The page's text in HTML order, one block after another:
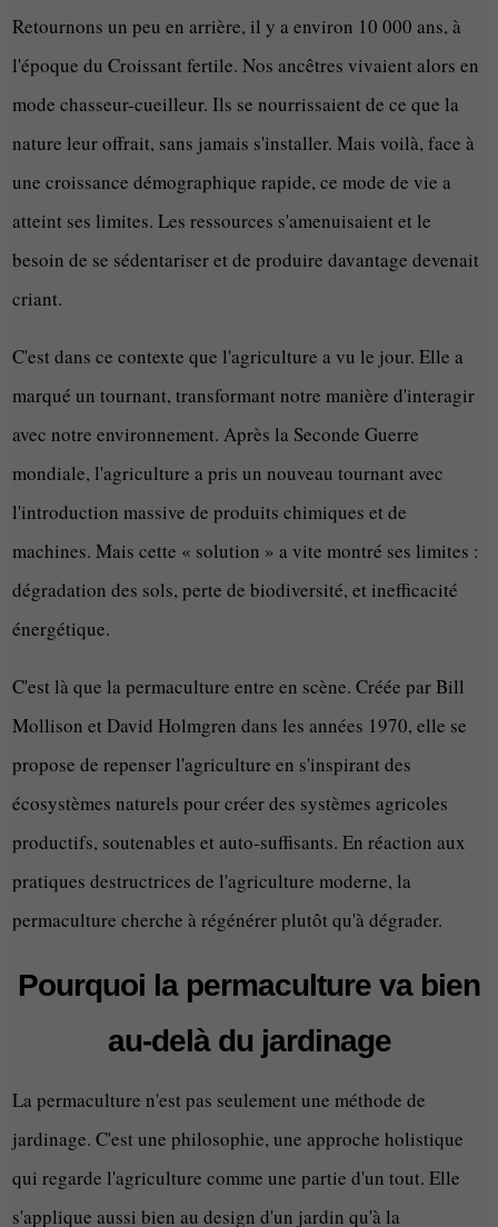
Retournons un peu en arrière, il y a environ 10 000 ans, à
l'époque du Croissant fertile. Nos ancêtres vivaient alors en
mode chasseur-cueilleur. Ils se nourrissaient de ce que la
nature leur offrait, sans jamais s'installer. Mais voilà, face à
une croissance démographique rapide, ce mode de vie a
atteint ses limites. Les ressources s'amenuisaient et le
besoin de se sédentariser et de produire davantage devenait
criant.
C'est dans ce contexte que l'agriculture a vu le jour. Elle a
marqué un tournant, transformant notre manière d'interagir
avec notre environnement. Après la Seconde Guerre
mondiale, l'agriculture a pris un nouveau tournant avec
l'introduction massive de produits chimiques et de
machines. Mais cette « solution » a vite montré ses limites :
dégradation des sols, perte de biodiversité, et inefficacité
énergétique.
C'est là que la permaculture entre en scène. Créée par Bill
Mollison et David Holmgren dans les années 1970, elle se
propose de repenser l'agriculture en s'inspirant des
écosystèmes naturels pour créer des systèmes agricoles
productifs, soutenables et auto-suffisants. En réaction aux
pratiques destructrices de l'agriculture moderne, la
permaculture cherche à régénérer plutôt qu'à dégrader.
Pourquoi la permaculture va bien
au-delà du jardinage
La permaculture n'est pas seulement une méthode de
jardinage. C'est une philosophie, une approche holistique
qui regarde l'agriculture comme une partie d'un tout. Elle
s'applique aussi bien au design d'un jardin qu'à la